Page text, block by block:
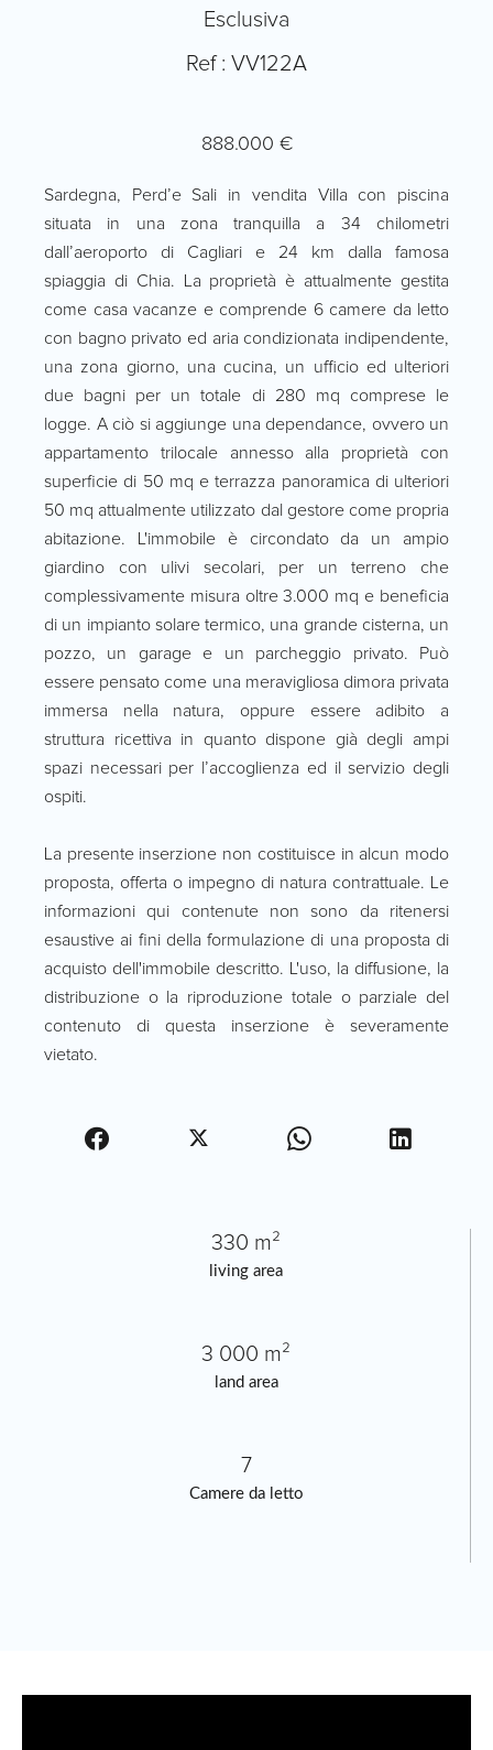
living area
330 m²
land area
3 000 m²
Camere da letto
7
Esclusiva
Ref : VV122A
888.000 €
Sardegna, Perd’e Sali in vendita Villa con piscina
situata in una zona tranquilla a 34 chilometri
dall’aeroporto di Cagliari e 24 km dalla famosa
spiaggia di Chia. La proprietà è attualmente gestita
come casa vacanze e comprende 6 camere da letto
con bagno privato ed aria condizionata indipendente,
una zona giorno, una cucina, un ufficio ed ulteriori
due bagni per un totale di 280 mq comprese le
logge. A ciò si aggiunge una dependance, ovvero un
appartamento trilocale annesso alla proprietà con
superficie di 50 mq e terrazza panoramica di ulteriori
50 mq attualmente utilizzato dal gestore come propria
abitazione. L'immobile è circondato da un ampio
giardino con ulivi secolari, per un terreno che
complessivamente misura oltre 3.000 mq e beneficia
di un impianto solare termico, una grande cisterna, un
pozzo, un garage e un parcheggio privato. Può
essere pensato come una meravigliosa dimora privata
immersa nella natura, oppure essere adibito a
struttura ricettiva in quanto dispone già degli ampi
spazi necessari per l’accoglienza ed il servizio degli
ospiti.
La presente inserzione non costituisce in alcun modo
proposta, offerta o impegno di natura contrattuale. Le
informazioni qui contenute non sono da ritenersi
esaustive ai fini della formulazione di una proposta di
acquisto dell'immobile descritto. L'uso, la diffusione, la
distribuzione o la riproduzione totale o parziale del
contenuto di questa inserzione è severamente
vietato.